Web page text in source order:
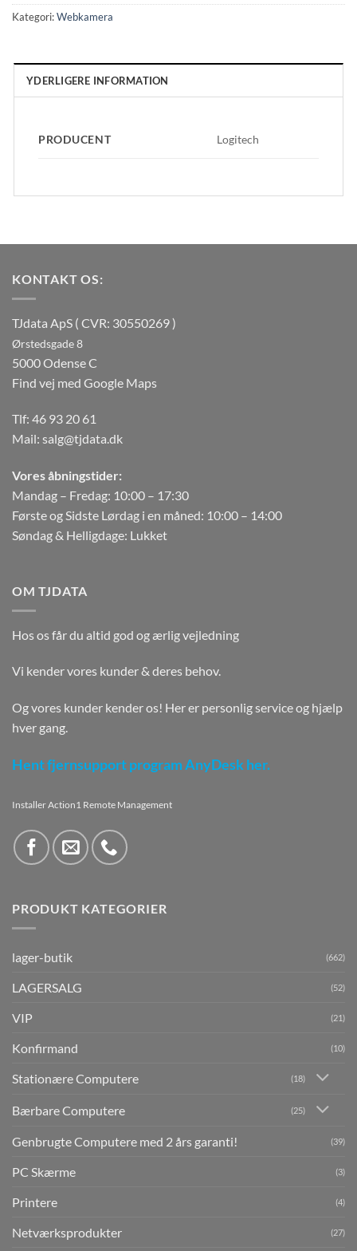
Kategori:Webkamera
YDERLIGERE INFORMATION
PRODUCENT Logitech
KONTAKT OS:
TJdata ApS ( CVR: 30550269 )
Ørstedsgade 8
5000 Odense C
Find vej med Google Maps
Tlf: 46 93 20 61
Mail: salg@tjdata.dk
Vores åbningstider:
Mandag – Fredag: 10:00 – 17:30
Første og Sidste Lørdag i en måned: 10:00 – 14:00
Søndag & Helligdage: Lukket
OM TJDATA
Hos os får du altid god og ærlig vejledning
Vi kender vores kunder & deres behov.
Og vores kunder kender os! Her er personlig service og hjælp
hver gang.
Hent fjernsupport program AnyDesk her.
Installer Action1 Remote Management
PRODUKT KATEGORIER
lager-butik (662)
LAGERSALG (52)
VIP (21)
Konfirmand (10)
Stationære Computere (18)
Bærbare Computere (25)
Genbrugte Computere med 2 års garanti! (39)
PC Skærme (3)
Printere (4)
Netværksprodukter (27)